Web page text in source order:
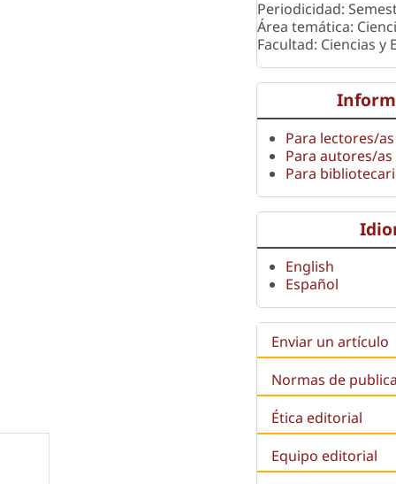
Periodicidad:
Área temática:
Facultad: Ciencias y
Para lectores/as
Para autores/as
Para
English
Español
Enviar un artículo
Normas de
Ética editorial
Equipo editorial